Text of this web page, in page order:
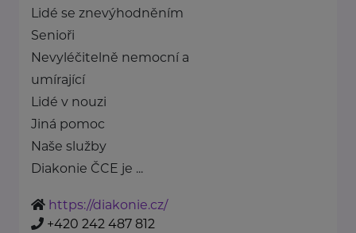
Lidé se znevýhodněním
Senioři
Nevyléčitelně nemocní a
umírající
Lidé v nouzi
Jiná pomoc
Naše služby
Diakonie ČCE je ...
https://diakonie.cz/
+420 242 487 812